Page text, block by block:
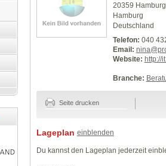
20359 Hamburg
Hamburg
Deutschland
Telefon: 040
Email:
Website: http://
Branche:
Seite drucken
Lageplan einblenden
Du kannst den Lageplan jederzeit